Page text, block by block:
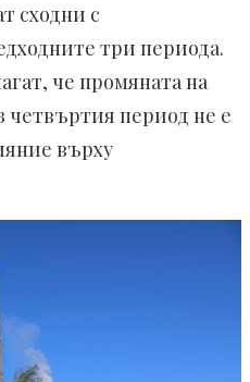
сходни с
три периода.
че промяната на
период не е
върху